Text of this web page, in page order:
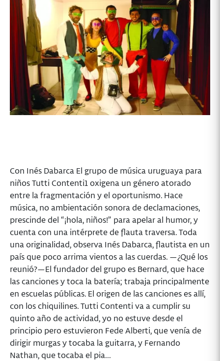
Con Inés Dabarca El grupo de música uruguaya para
niños Tutti Contenti1 oxigena un género atorado
entre la fragmentación y el oportunismo. Hace
música, no ambientación sonora de declamaciones,
prescinde del “¡hola, niños!” para apelar al humor, y
cuenta con una intérprete de flauta traversa. Toda
una originalidad, observa Inés Dabarca, flautista en un
país que poco arrima vientos a las cuerdas. —¿Qué los
reunió?—El fundador del grupo es Bernard, que hace
las canciones y toca la batería; trabaja principalmente
en escuelas públicas. El origen de las canciones es allí,
con los chiquilines. Tutti Contenti va a cumplir su
quinto año de actividad, yo no estuve desde el
principio pero estuvieron Fede Alberti, que venía de
dirigir murgas y tocaba la guitarra, y Fernando
Nathan, que tocaba el pia...